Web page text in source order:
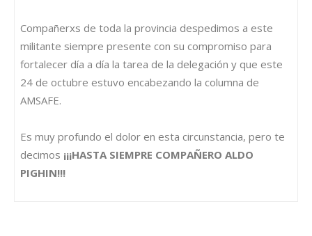
Compañerxs de toda la provincia despedimos a este
militante siempre presente con su compromiso para
fortalecer día a día la tarea de la delegación y que este
24 de octubre estuvo encabezando la columna de
AMSAFE.
Es muy profundo el dolor en esta circunstancia, pero te
decimos ¡¡¡HASTA SIEMPRE COMPAÑERO ALDO
PIGHIN!!!